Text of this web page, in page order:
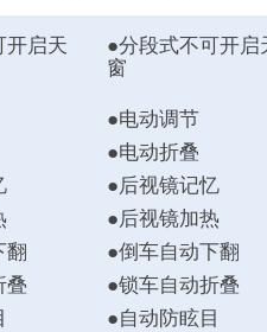
开启天
●分段式不可开启
窗
翻
叠
●电动调节
●电动折叠
●后视镜记忆
●后视镜加热
●倒车自动下翻
●锁车自动折叠
●自动防眩目